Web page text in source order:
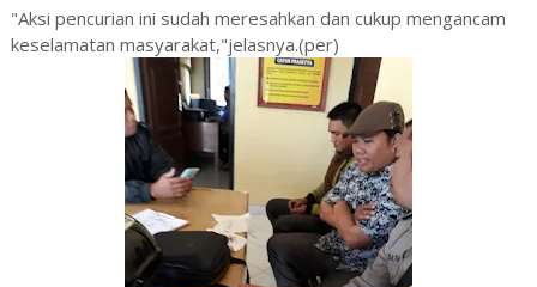
"Aksi pencurian ini sudah meresahkan dan cukup mengancam
keselamatan masyarakat,"jelasnya.(per)